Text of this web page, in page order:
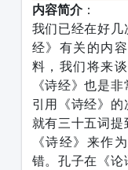
内容简介：
我们已经在好
经》有关的内
料，我们将来
《诗经》也是
引用《诗经》
就有三十五词
《诗经》来作
错。孔子在《